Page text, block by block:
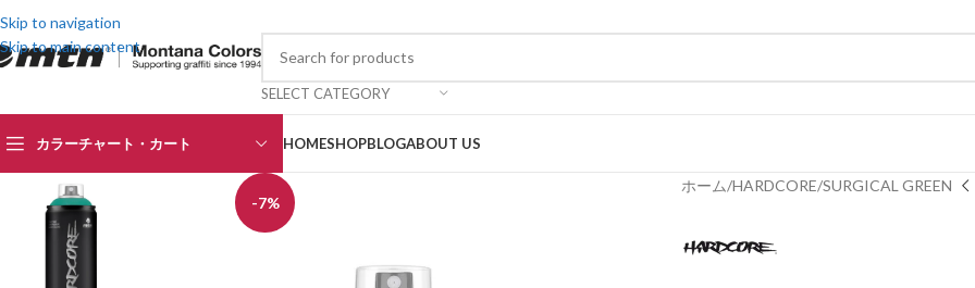
Skip to navigation
Skip to main content
SELECT CATEGORY
カラーチャート・カート HOMESHOPBLOGABOUT US
-7%
ホーム HARDCORE SURGICAL GREEN